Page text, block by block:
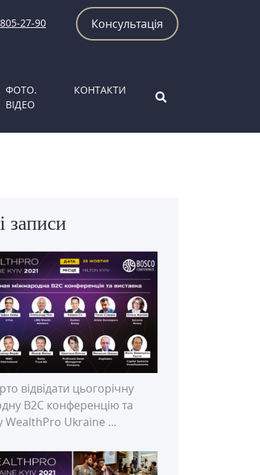
ФОТО.
ВІДЕО
КОНТАКТИ
27-90 Консультацiя
записи
відвідати цьогорічну
В2С конференцію та
WealthPro Ukraine ...